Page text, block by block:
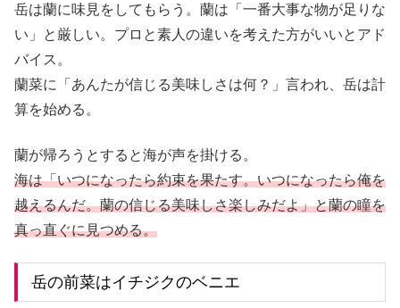
岳は蘭に味見をしてもらう。蘭は「一番大事な物が足りな
い」と厳しい。プロと素人の違いを考えた方がいいとアド
バイス。
蘭菜に「あんたが信じる美味しさは何？」言われ、岳は計
算を始める。
蘭が帰ろうとすると海が声を掛ける。
海は「いつになったら約束を果たす。いつになったら俺を
越えるんだ。蘭の信じる美味しさ楽しみだよ」と蘭の瞳を
真っ直ぐに見つめる。
岳の前菜はイチジクのベニエ